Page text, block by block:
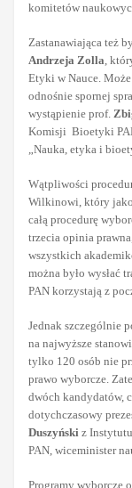
komitetów
Zastanawiająca też
Andrzeja Zolla,
Etyki w Nauce.
odnośnie spornej
wystąpienie prof.
Komisji Bioetyki
„Nauka, etyka i
Wątpliwości
Wilkinowi, który
całą procedurę
trzecia opinia
wszystkich
można było wysłać
PAN korzystają z
Jednak szczególnie
na najwyższe
tylko 120 osób nie
prawo wyborcze.
dwóch kandydatów,
dotychczasowy
Duszyński z
PAN, wiceminister
Programy wyborcze